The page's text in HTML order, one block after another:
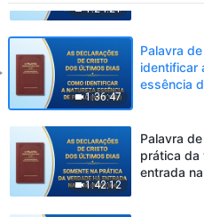
1:24:21
1:36:47
Palavra
identificar
essência
1:42:12
Palavra
prática da
entrada